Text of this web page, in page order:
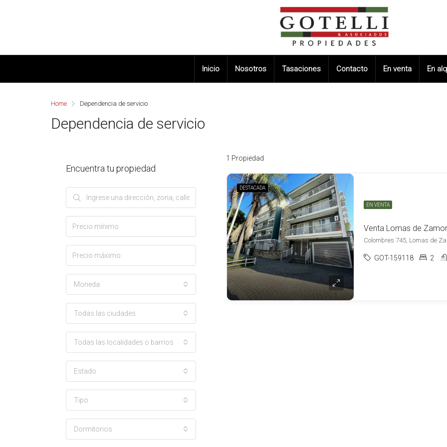
Inicio Nosotros Tasaciones Contacto En venta En
Home Dependencia de servicio
Dependencia de servicio
1 Propiedad
DESTACADA
EN VENTA
Colombres 745, Lomas de
GOT-159118 2
Encuentra tu propiedad
Moneda
Todas las ciudades
Todas las localidades o barrios
Estado
Tipo
Dormitorios